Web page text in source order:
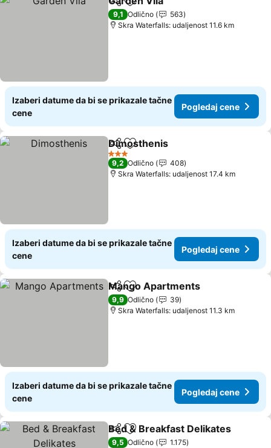
Deli Dodati u favorite
9,1 Odlično
563
Skra Waterfalls: udaljenost 11.6 km
Izaberi datume da bi se prikazale tačne
cene
Pogledaj cene
Deli Dodati u favorite
Dimosthenis
3 Zvezdice
9,2 Odlično
408
Skra Waterfalls: udaljenost 17.4 km
Izaberi datume da bi se prikazale tačne
cene
Pogledaj cene
Deli Dodati u favorite
Mango Apartments
9,9 Odlično
39
Skra Waterfalls: udaljenost 11.3 km
Izaberi datume da bi se prikazale tačne
cene
Pogledaj cene
Deli Dodati u favorite
Bed & Breakfast Delikates
9,5 Odlično
1.175